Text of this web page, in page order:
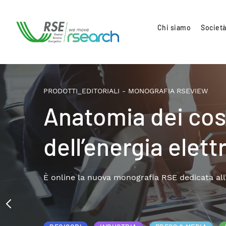
Chi siamo
del gas e
all’analisi delle bollette nazionali negli ultimi anni.
Per saperne di più